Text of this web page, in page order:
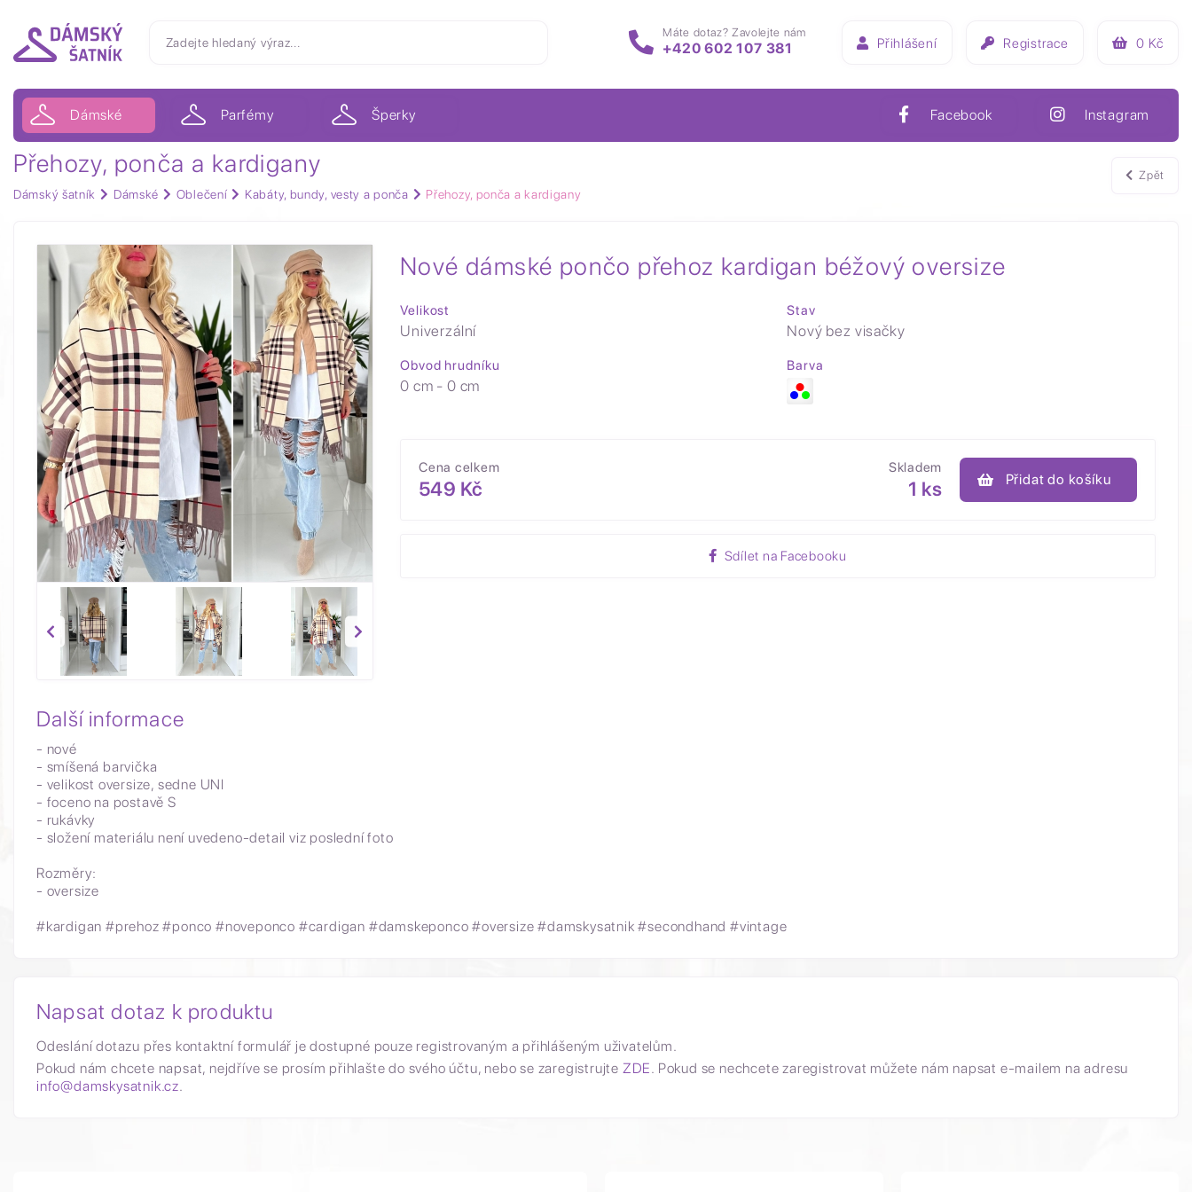
Máte dotaz? Zavolejte nám
+420 602 107 381 Přihlášení Registrace 0 Kč
Dámské Parfémy Šperky Facebook Instagram
Přehozy, ponča a kardigany
Dámský šatník Dámské Oblečení Kabáty, bundy, vesty a ponča Přehozy, ponča a kardigany
Zpět
Nové dámské pončo přehoz kardigan béžový oversize
Velikost
Univerzální
Stav
Nový bez visačky
Obvod hrudníku
0 cm - 0 cm
Barva
Cena celkem
549 Kč
Skladem
1 ks Přidat do košíku
Sdílet na Facebooku
Další informace
- nové
- smíšená barvička
- velikost oversize, sedne UNI
- foceno na postavě S
- rukávky
- složení materiálu není uvedeno-detail viz poslední foto
Rozměry:
- oversize
#kardigan #prehoz #ponco #noveponco #cardigan #damskeponco #oversize #damskysatnik #secondhand #vintage
Napsat dotaz k produktu
Odeslání dotazu přes kontaktní formulář je dostupné pouze registrovaným a přihlášeným uživatelům.
Pokud nám chcete napsat, nejdříve se prosím přihlašte do svého účtu, nebo se zaregistrujte ZDE. Pokud se nechcete zaregistrovat můžete nám napsat e-mailem na adresu
info@damskysatnik.cz.